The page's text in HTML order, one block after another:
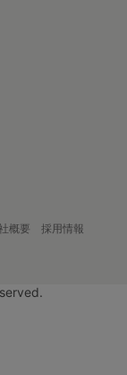
概要
採用情報